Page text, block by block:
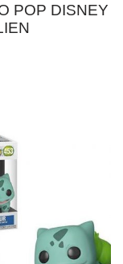
POP DISNEY